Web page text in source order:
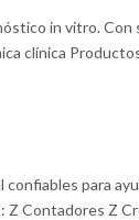
in vitro. Con
clínica
para
Z Contadores Z